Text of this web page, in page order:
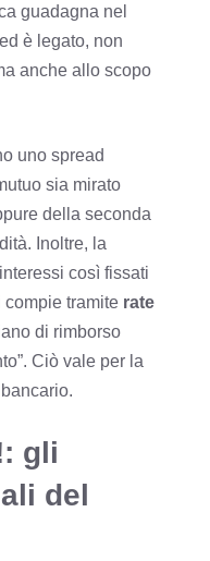
guadagna nel
è legato, non
anche allo scopo
uno spread
sia mirato
della seconda
Inoltre, la
così fissati
compie tramite rate
di rimborso
Ciò vale per la
gli
del